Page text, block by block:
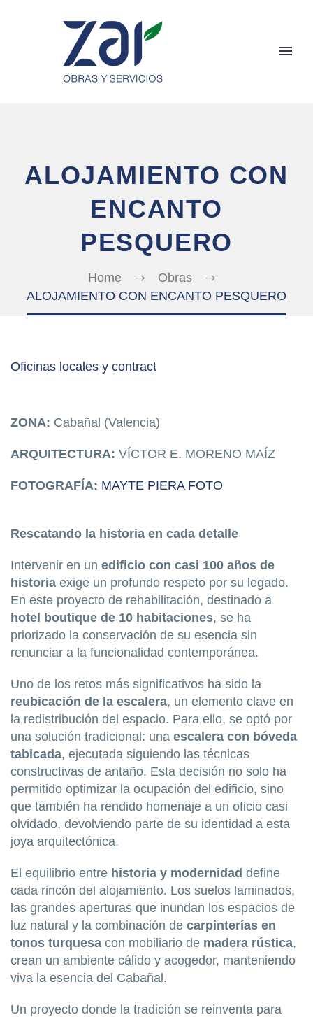
ALOJAMIENTO CON
ENCANTO
PESQUERO
Home
Obras
ALOJAMIENTO CON ENCANTO PESQUERO
Oficinas locales y contract
ZONA: Cabañal (Valencia)
ARQUITECTURA: VÍCTOR E. MORENO MAÍZ
FOTOGRAFÍA: MAYTE PIERA FOTO
Rescatando la historia en cada detalle
Intervenir en un edificio con casi 100 años de
historia exige un profundo respeto por su legado.
En este proyecto de rehabilitación, destinado a
hotel boutique de 10 habitaciones, se ha
priorizado la conservación de su esencia sin
renunciar a la funcionalidad contemporánea.
Uno de los retos más significativos ha sido la
reubicación de la escalera, un elemento clave en
la redistribución del espacio. Para ello, se optó por
una solución tradicional: una escalera con bóveda
tabicada, ejecutada siguiendo las técnicas
constructivas de antaño. Esta decisión no solo ha
permitido optimizar la ocupación del edificio, sino
que también ha rendido homenaje a un oficio casi
olvidado, devolviendo parte de su identidad a esta
joya arquitectónica.
El equilibrio entre historia y modernidad define
cada rincón del alojamiento. Los suelos laminados,
las grandes aperturas que inundan los espacios de
luz natural y la combinación de carpinterías en
tonos turquesa con mobiliario de madera rústica,
crean un ambiente cálido y acogedor, manteniendo
viva la esencia del Cabañal.
Un proyecto donde la tradición se reinventa para